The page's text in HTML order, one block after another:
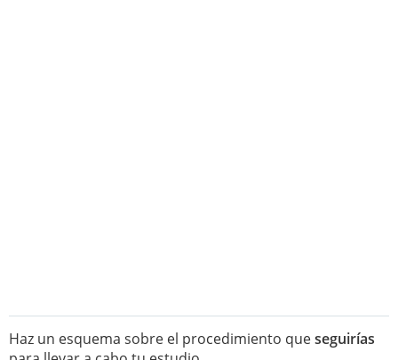
Haz un esquema sobre el procedimiento queseguirías